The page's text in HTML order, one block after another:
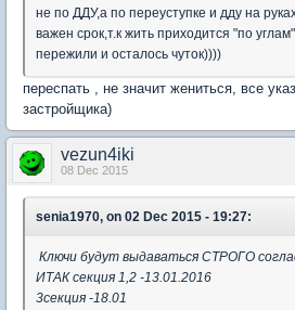
не по ДДУ,а по переуступке и дду на
важен срок,т.к жить приходится "по
пережили и осталось чуток))))
переспать , не значит жениться, все
застройщика)
vezun4iki
08 Dec 2015
senia1970, on 02 Dec 2015 - 19:27:
Ключи будут выдаваться СТРОГО
ИТАК секция 1,2 -13.01.2016
3секция -18.01